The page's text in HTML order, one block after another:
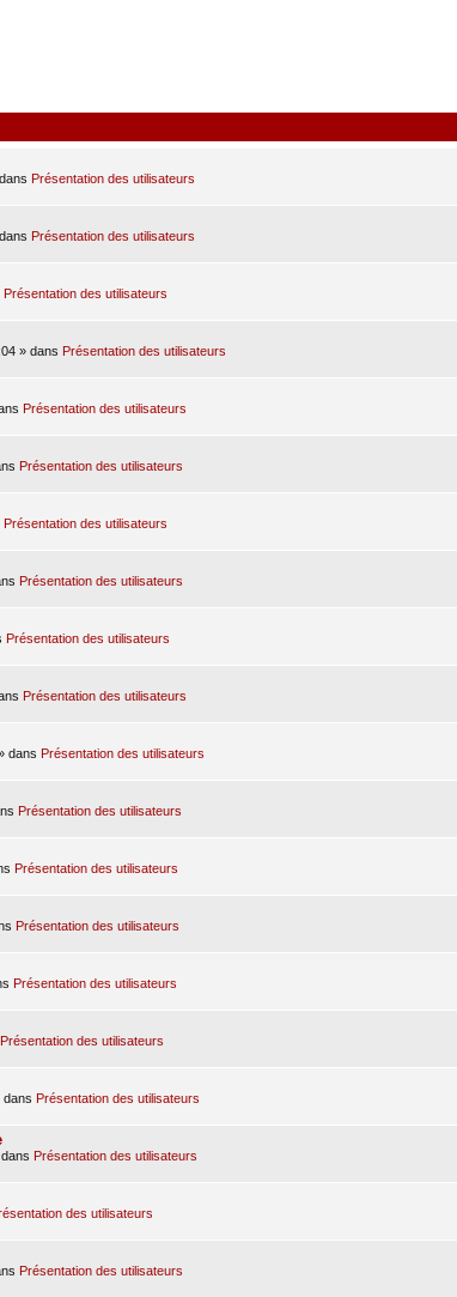
Présentation des utilisateurs
Présentation des utilisateurs
Présentation des utilisateurs
» dans Présentation des utilisateurs
Présentation des utilisateurs
Présentation des utilisateurs
Présentation des utilisateurs
Présentation des utilisateurs
Présentation des utilisateurs
Présentation des utilisateurs
dans Présentation des utilisateurs
Présentation des utilisateurs
Présentation des utilisateurs
Présentation des utilisateurs
Présentation des utilisateurs
Présentation des utilisateurs
dans Présentation des utilisateurs
Présentation des utilisateurs
des utilisateurs
Présentation des utilisateurs